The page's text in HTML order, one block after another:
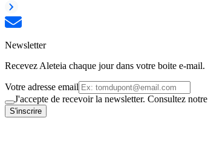
Newsletter
Recevez Aleteia chaque jour dans votre boite e-mail.
Votre adresse email
J'accepte de recevoir la newsletter. Consultez notre
S'inscrire